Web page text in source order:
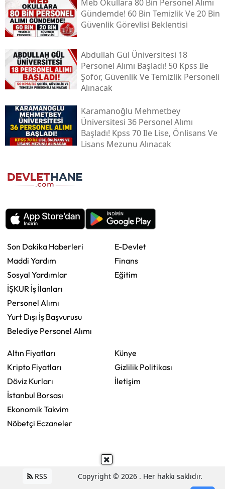
Meb Okullara 80 Bin Personel Alımı
Gündemde! 60 Bin Temizlik Ve 20 Bin
Güvenlik Görevlisi Beklentisi
Abdullah Gül Üniversitesi 18
Personel Alımı Başladı! 50 Kpss Ile
Şoför, Güvenlik Ve Temizlik Personeli
Alınacak
Karamanoğlu Mehmetbey
Üniversitesi 36 Personel Alımı
Başladı! Kpss 70 Ile Lise, Önlisans Ve
Lisans Mezunu Alınacak
Son Dakika Haberleri
Maddi Yardım
Sosyal Yardımlar
İŞKUR İş İlanları
Personel Alımı
Yurt Dışı İş Başvurusu
Belediye Personel Alımı
E-Devlet
Finans
Eğitim
Altın Fiyatları
Kripto Fiyatları
Döviz Kurları
İstanbul Borsası
Ekonomik Takvim
Nöbetçi Eczaneler
Künye
Gizlilik Politikası
İletişim
RSS Copyright © 2026 . Her hakkı saklıdır.